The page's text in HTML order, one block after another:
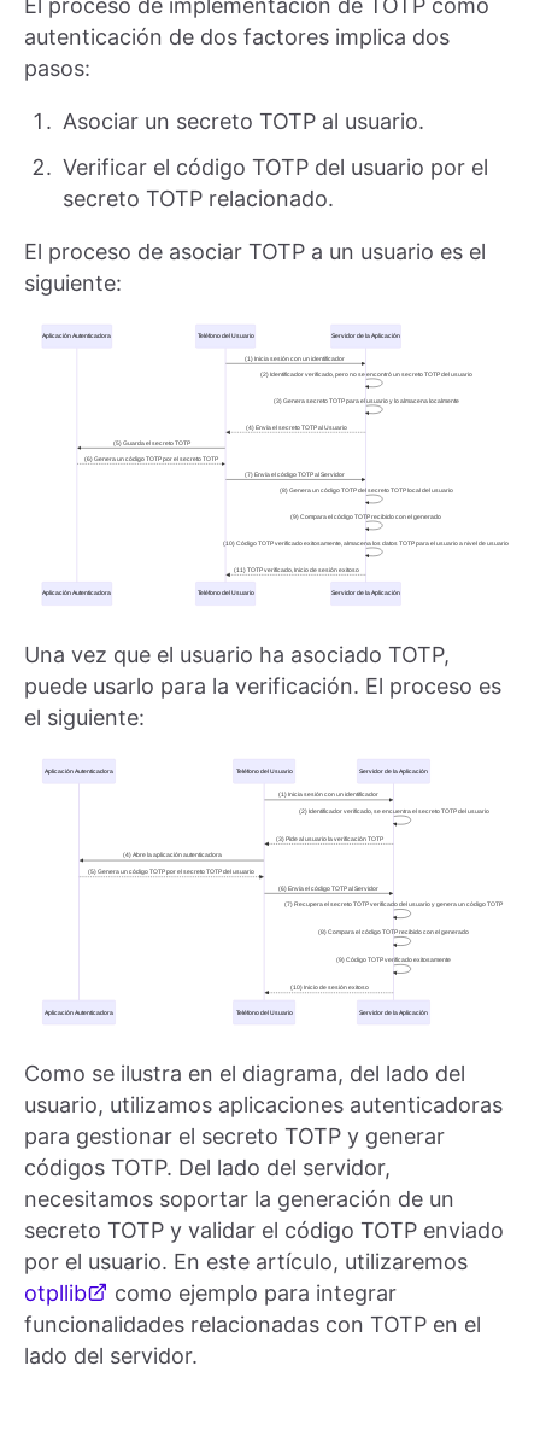
El proceso de implementación de TOTP como
autenticación de dos factores implica dos
pasos:
Asociar un secreto TOTP al usuario.
Verificar el código TOTP del usuario por el
secreto TOTP relacionado.
El proceso de asociar TOTP a un usuario es el
siguiente:
Una vez que el usuario ha asociado TOTP,
puede usarlo para la verificación. El proceso es
el siguiente:
Como se ilustra en el diagrama, del lado del
usuario, utilizamos aplicaciones autenticadoras
para gestionar el secreto TOTP y generar
códigos TOTP. Del lado del servidor,
necesitamos soportar la generación de un
secreto TOTP y validar el código TOTP enviado
por el usuario. En este artículo, utilizaremos
otpllib
como ejemplo para integrar
funcionalidades relacionadas con TOTP en el
lado del servidor.